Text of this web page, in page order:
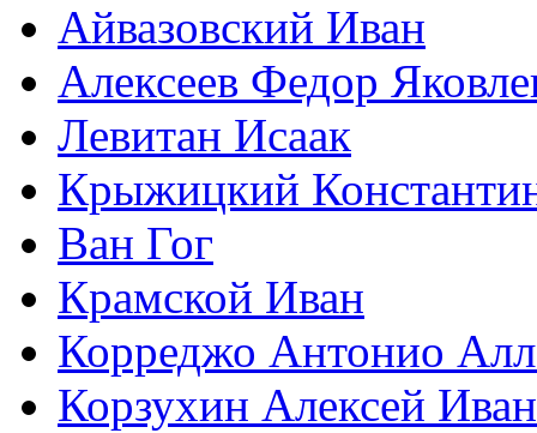
Айвазовский Иван
Алексеев Федор
Левитан Исаак
Крыжицкий
Ван Гог
Крамской Иван
Корреджо Антонио
Корзухин Алексей